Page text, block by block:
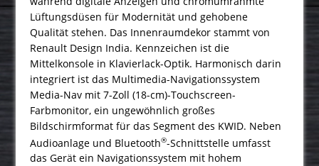
Lüftungsdüsen für Modernität und gehobene
Qualität stehen. Das Innenraumdekor stammt von
Renault Design India. Kennzeichen ist die
Mittelkonsole in Klavierlack-Optik. Harmonisch darin
integriert ist das Multimedia-Navigationssystem
Media-Nav mit 7-Zoll (18-cm)-Touchscreen-
Farbmonitor, ein ungewöhnlich großes
Bildschirmformat für das Segment des KWID. Neben
Audioanlage und Bluetooth®-Schnitt­stelle umfasst
das Gerät ein Navigationssystem mit hohem